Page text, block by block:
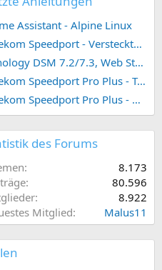
Assistant - Alpine Linux
Telekom Speedport - Versteckte Konfigurationen
Synology DSM 7.2/7.3, Web Station 4, Webdienst und Webportal erstellen (ehemals vHost)
Telekom Speedport Pro Plus - Telefonie einrichten
Telekom Speedport Pro Plus - Netzwerk einrichten
des Forums
8.173
80.596
8.922
Mitglied
Malus11